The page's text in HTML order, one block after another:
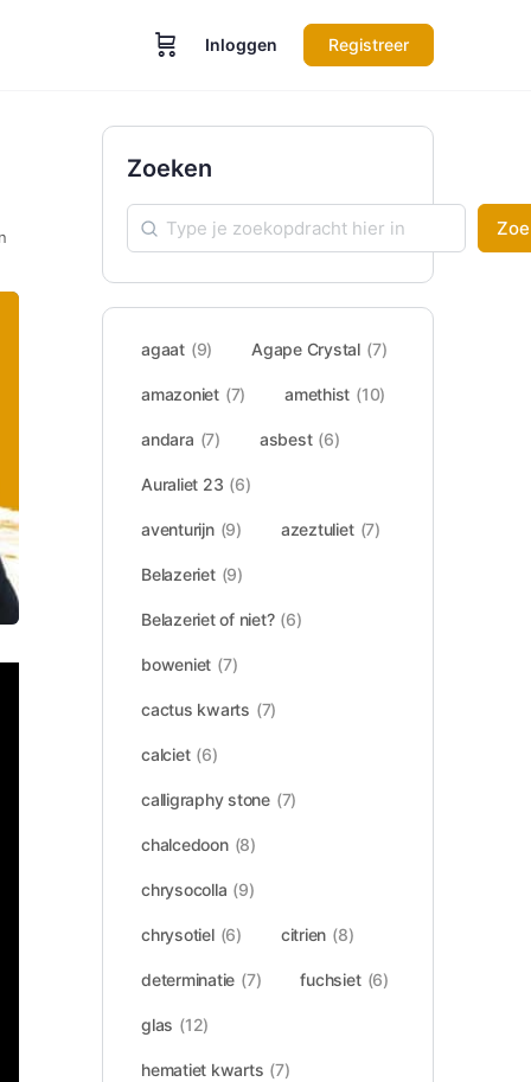
Inloggen Registreer
Zoeken
agaat (9) Agape Crystal (7)
amazoniet (7) amethist (10)
andara (7) asbest (6)
Auraliet 23 (6)
aventurijn (9) azeztuliet (7)
Belazeriet (9)
Belazeriet of niet? (6)
boweniet (7)
cactus kwarts (7)
calciet (6)
calligraphy stone (7)
chalcedoon (8)
chrysocolla (9)
chrysotiel (6) citrien (8)
determinatie (7) fuchsiet (6)
glas (12)
hematiet kwarts (7)